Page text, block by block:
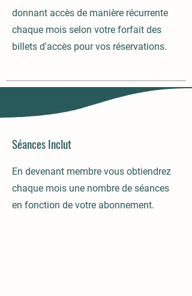
donnant accès de manière récurrente
chaque mois selon votre forfait des
billets d'accès pour vos réservations.
Séances Inclut
En devenant membre vous obtiendrez
chaque mois une nombre de séances
en fonction de votre abonnement.